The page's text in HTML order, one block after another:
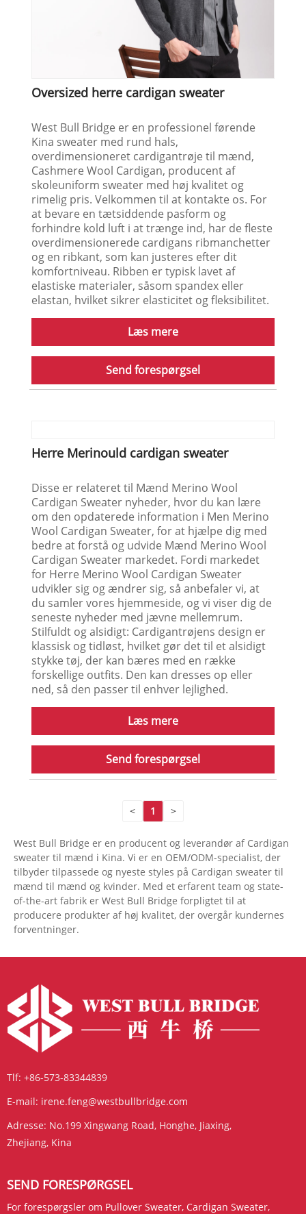
Send forespørgsel
Oversized herre cardigan sweater
Kina sweater med rund hals,
overdimensioneret cardigantrøje til mænd,
forhindre kold luft i at trænge ind, har de fleste
og en ribkant, som kan justeres efter dit
komfortniveau. Ribben er typisk lavet af
elastiske materialer, såsom spandex eller
elastan, hvilket sikrer elasticitet og fleksibilitet.
Læs mere
Send forespørgsel
Herre Merinould cardigan sweater
Disse er relateret til Mænd Merino Wool
Cardigan Sweater nyheder, hvor du kan lære
om den opdaterede information i Men Merino
Wool Cardigan Sweater, for at hjælpe dig med
bedre at forstå og udvide Mænd Merino Wool
Cardigan Sweater markedet. Fordi markedet
for Herre Merino Wool Cardigan Sweater
udvikler sig og ændrer sig, så anbefaler vi, at
seneste nyheder med jævne mellemrum.
Stilfuldt og alsidigt: Cardigantrøjens design er
klassisk og tidløst, hvilket gør det til et alsidigt
stykke tøj, der kan bæres med en række
forskellige outfits. Den kan dresses op eller
ned, så den passer til enhver lejlighed.
< >
sweater til mænd i Kina. Vi er en OEM/ODM-specialist, der
tilbyder tilpassede og nyeste styles på Cardigan sweater til
mænd til mænd og kvinder. Med et erfarent team og state-
of-the-art fabrik er West Bull Bridge forpligtet til at
producere produkter af høj kvalitet, der overgår kundernes